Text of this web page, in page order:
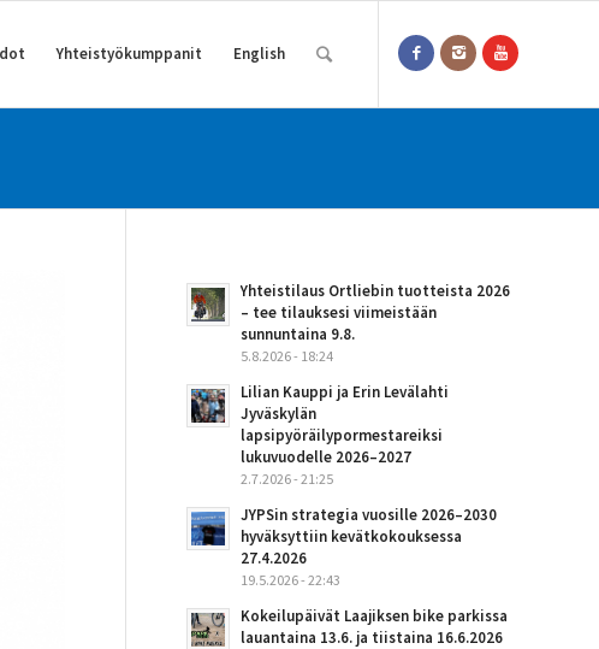
Yhteistyökumppanit English
Yhteistilaus Ortliebin tuotteista 2026
– tee tilauksesi viimeistään
sunnuntaina 9.8.
5.8.2026 - 18:24
Lilian Kauppi ja Erin Levälahti
Jyväskylän
lapsipyöräilypormestareiksi
lukuvuodelle 2026–2027
2.7.2026 - 21:25
JYPSin strategia vuosille 2026–2030
hyväksyttiin kevätkokouksessa
27.4.2026
19.5.2026 - 22:43
Kokeilupäivät Laajiksen bike parkissa
lauantaina 13.6. ja tiistaina 16.6.2026